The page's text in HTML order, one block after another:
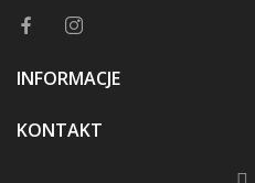
INFORMACJE
KONTAKT